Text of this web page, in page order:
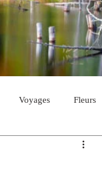
Voyages Fleurs